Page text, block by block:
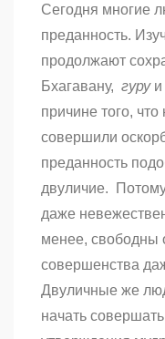
Сегодня многие
преданность.
продолжают
Бхагавану, гуруи
причине того,
совершили
преданность
двуличие.
даже
менее, свободны
совершенства
Двуличные же
начать совершать